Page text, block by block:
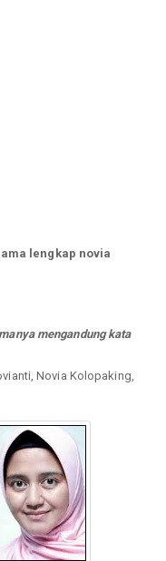
lengkap novia
mengandung kata
Novia Kolopaking,